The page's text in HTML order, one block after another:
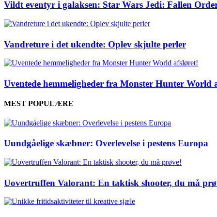
Vildt eventyr i galaksen: Star Wars Jedi: Fallen
Vandreture i det ukendte: Oplev skjulte perler
Uventede hemmeligheder fra Monster Hunter World
MEST POPULÆRE
Uundgåelige skæbner: Overlevelse i pestens Europa
Uovertruffen Valorant: En taktisk shooter, du må